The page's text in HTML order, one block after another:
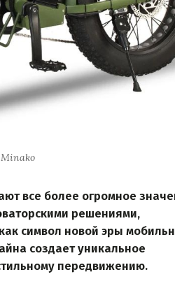
все более огромное
решениями,
символ новой эры
создает уникальное
передвижению.